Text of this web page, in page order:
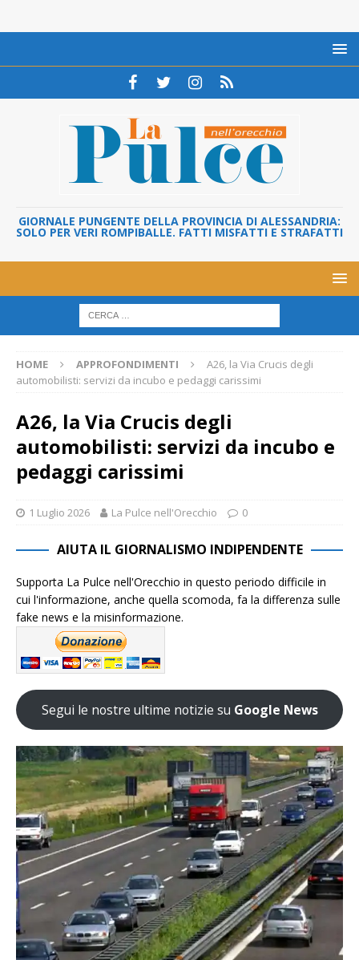
GIORNALE PUNGENTE DELLA PROVINCIA DI ALESSANDRIA:
SOLO PER VERI ROMPIBALLE. FATTI MISFATTI E STRAFATTI
HOME APPROFONDIMENTI
A26, la Via Crucis degli
automobilisti: servizi da incubo e pedaggi carissimi
A26, la Via Crucis degli
automobilisti: servizi da incubo e
pedaggi carissimi
1 Luglio 2026 La Pulce nell'Orecchio 0
AIUTA IL GIORNALISMO INDIPENDENTE
Supporta La Pulce nell'Orecchio in questo periodo difficile in
cui l'informazione, anche quella scomoda, fa la differenza sulle
fake news e la misinformazione.
Segui le nostre ultime notizie su Google News